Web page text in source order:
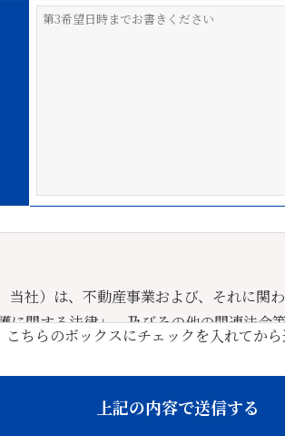
当社）は、不動産事業および、それに関
に関する法律」、及びその他の関連法令
たします。
は、その目的を当社の事業範囲内で明
。また、そのための措置を講じます
用及び提供する場合は、原則として、利
ちらのボックスにチェックを入れてから